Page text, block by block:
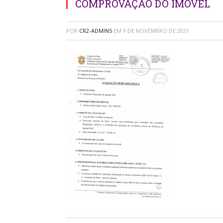
COMPROVAÇÃO DO IMOVEL
POR CR2-ADMIN5 EM 9 DE NOVEMBRO DE 2021